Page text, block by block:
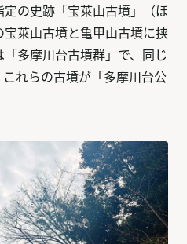
の史跡「宝萊山古墳」（ほ
萊山古墳と亀甲山古墳に挟
多摩川台古墳群」で、同じ
れらの古墳が「多摩川台公